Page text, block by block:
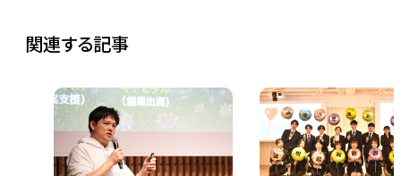
関連する記事